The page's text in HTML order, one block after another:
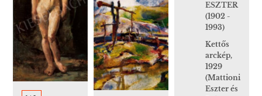
ESZTER
(1902 -
1993)
Kettős
arckép,
1929
(Mattioni
Eszter és